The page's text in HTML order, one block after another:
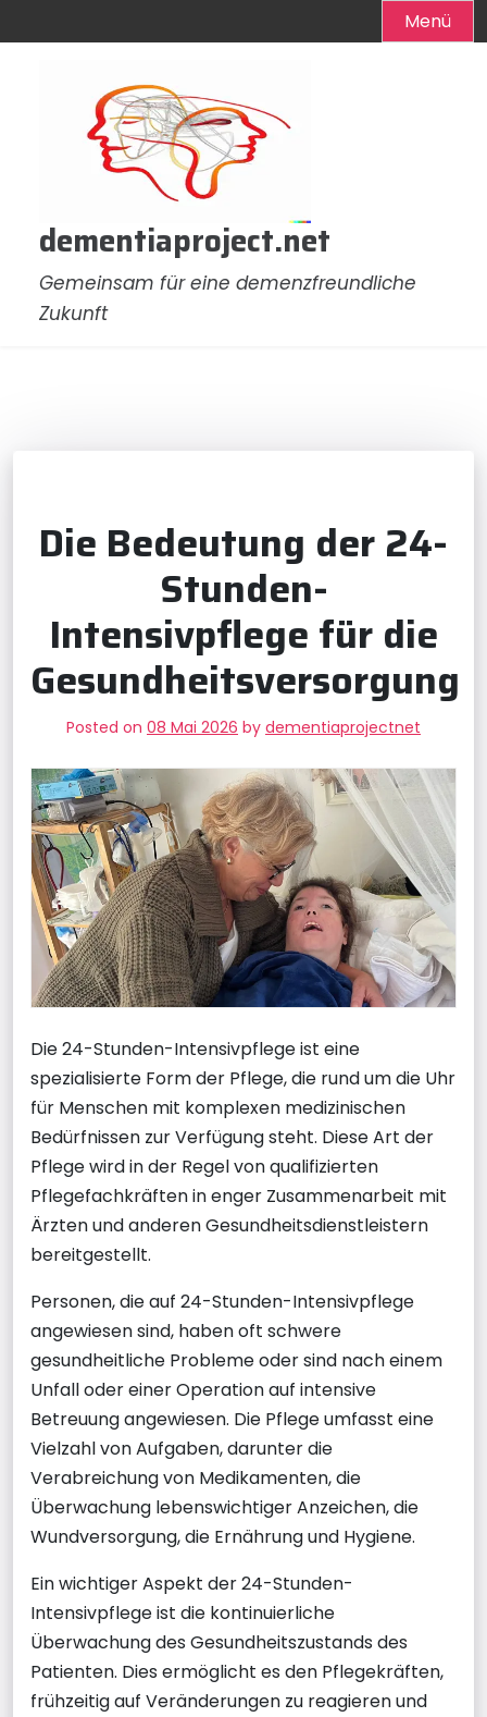
Menü
dementiaproject.net
Gemeinsam für eine demenzfreundliche
Zukunft
Die Bedeutung der 24-
Stunden-
Intensivpflege für die
Gesundheitsversorgung
Posted on 08 Mai 2026 by dementiaprojectnet
Die 24-Stunden-Intensivpflege ist eine
spezialisierte Form der Pflege, die rund um die Uhr
für Menschen mit komplexen medizinischen
Bedürfnissen zur Verfügung steht. Diese Art der
Pflege wird in der Regel von qualifizierten
Pflegefachkräften in enger Zusammenarbeit mit
Ärzten und anderen Gesundheitsdienstleistern
bereitgestellt.
Personen, die auf 24-Stunden-Intensivpflege
angewiesen sind, haben oft schwere
gesundheitliche Probleme oder sind nach einem
Unfall oder einer Operation auf intensive
Betreuung angewiesen. Die Pflege umfasst eine
Vielzahl von Aufgaben, darunter die
Verabreichung von Medikamenten, die
Überwachung lebenswichtiger Anzeichen, die
Wundversorgung, die Ernährung und Hygiene.
Ein wichtiger Aspekt der 24-Stunden-
Intensivpflege ist die kontinuierliche
Überwachung des Gesundheitszustands des
Patienten. Dies ermöglicht es den Pflegekräften,
frühzeitig auf Veränderungen zu reagieren und